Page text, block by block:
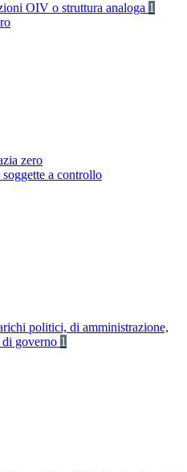
OIV o struttura analoga 1
zero
a controllo
politici, di amministrazione,
governo 1